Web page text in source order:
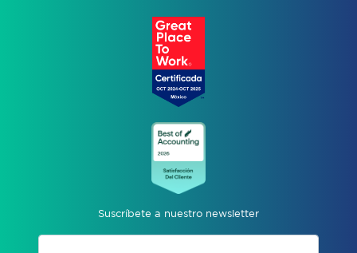
Suscríbete a nuestro newsletter